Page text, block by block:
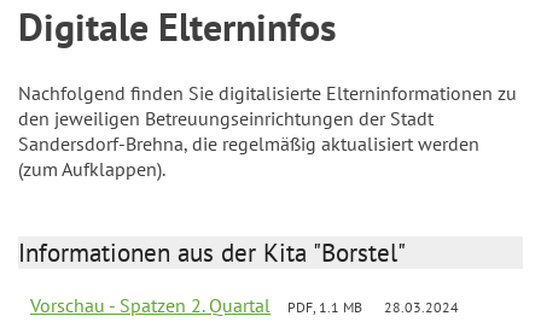
Digitale Elterninfos
Nachfolgend finden Sie digitalisierte Elterninformationen zu
den jeweiligen Betreuungseinrichtungen der Stadt
Sandersdorf-Brehna, die regelmäßig aktualisiert werden
(zum Aufklappen).
Informationen aus der Kita "Borstel"
Vorschau - Spatzen 2. Quartal PDF, 1.1 MB 28.03.2024